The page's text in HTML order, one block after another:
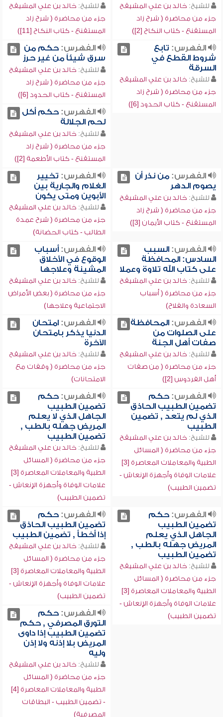
للشيخ: خالد بن علي المشيقح
جزء من محاضرة ( شرح زاد
المستقنع - كتاب النكاح [2])
للشيخ: خالد بن علي المشيقح
جزء من محاضرة ( شرح زاد
المستقنع - كتاب النكاح [11])
الفهرس: تابع
شروط القطع في
السرقة
للشيخ: خالد بن علي المشيقح
جزء من محاضرة ( شرح زاد
المستقنع - كتاب الحدود [6])
الفهرس:حكم من
سرق شيئاً من غير حرز
للشيخ: خالد بن علي المشيقح
جزء من محاضرة ( شرح زاد
المستقنع - كتاب الحدود [6])
الفهرس:حكم أكل
لحم الجلالة
للشيخ: خالد بن علي المشيقح
جزء من محاضرة ( شرح زاد
المستقنع - كتاب الأطعمة [2])
الفهرس:من نذر أن
يصوم الدهر
للشيخ: خالد بن علي المشيقح
جزء من محاضرة ( شرح زاد
المستقنع - كتاب الأيمان [3])
الفهرس: تخيير
الغلام والجارية بين
الأبوين ومتى يكون
للشيخ: خالد بن علي المشيقح
جزء من محاضرة ( شرح عمدة
الطالب - كتاب الحضانة)
الفهرس:السبب
السادس: المحافظة
على كتاب الله تلاوة وعملا
للشيخ: خالد بن علي المشيقح
جزء من محاضرة ( أسباب
السعادة والفلاح)
الفهرس:أسباب
الوقوع في الأخلاق
المشينة وعلاجها
للشيخ: خالد بن علي المشيقح
جزء من محاضرة ( بعض الأمراض
الاجتماعية وعلاجها)
الفهرس:المحافظة
على الصلوات من
صفات أهل الجنة
للشيخ: خالد بن علي المشيقح
جزء من محاضرة ( من صفات
أهل الفردوس [2])
الفهرس:امتحان
الدنيا يذكر بامتحان
الآخرة
للشيخ: خالد بن علي المشيقح
جزء من محاضرة ( وقفات مع
الامتحانات)
الفهرس:حكم
تضمين الطبيب الحاذق
الذي لم يتعد , تضمين
الطبيب
للشيخ: خالد بن علي المشيقح
جزء من محاضرة ( المسائل
الطبية والمعاملات المعاصرة [3]
علامات الوفاة وأجهزة الإنعاش -
تضمين الطبيب)
الفهرس:حكم
تضمين الطبيب
الجاهل الذي لا يعلم
المريض جهله بالطب ,
تضمين الطبيب
للشيخ: خالد بن علي المشيقح
جزء من محاضرة ( المسائل
الطبية والمعاملات المعاصرة [3]
علامات الوفاة وأجهزة الإنعاش -
تضمين الطبيب)
الفهرس:حكم
تضمين الطبيب
الجاهل الذي يعلم
المريض جهله بالطب ,
تضمين الطبيب
للشيخ: خالد بن علي المشيقح
جزء من محاضرة ( المسائل
الطبية والمعاملات المعاصرة [3]
علامات الوفاة وأجهزة الإنعاش -
تضمين الطبيب)
الفهرس:حكم
تضمين الطبيب الحاذق
إذا أخطأ , تضمين الطبيب
للشيخ: خالد بن علي المشيقح
جزء من محاضرة ( المسائل
الطبية والمعاملات المعاصرة [3]
علامات الوفاة وأجهزة الإنعاش -
تضمين الطبيب)
الفهرس:حكم
التورق المصرفي , حكم
تضمين الطبيب إذا داوى
المريض بلا إذنه ولا إذن
وليه
للشيخ: خالد بن علي المشيقح
جزء من محاضرة ( المسائل
الطبية والمعاملات المعاصرة [4]
- تضمين الطبيب - البطاقات
المصرفية)